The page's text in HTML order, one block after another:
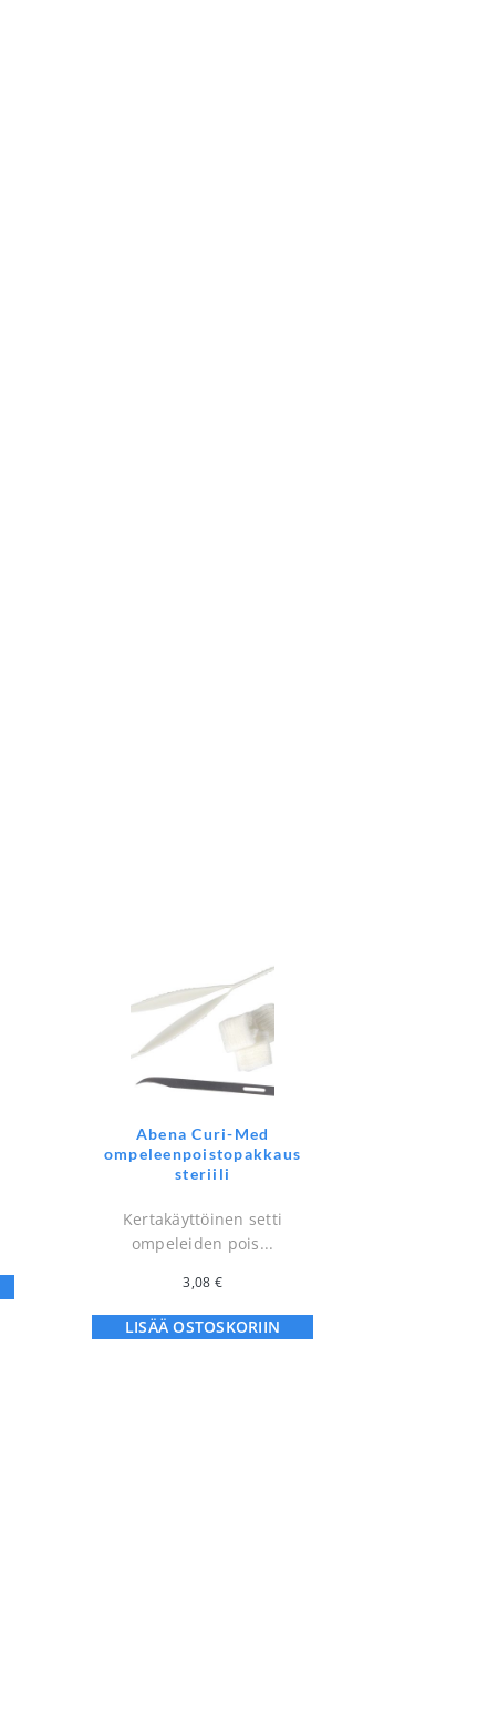
Abena Curi-Med
ompeleenpoistopakkaus
steriili
Kertakäyttöinen setti
ompeleiden pois...
3,08 €
LISÄÄ OSTOSKORIIN